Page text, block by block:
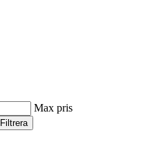
Max pris
Filtrera